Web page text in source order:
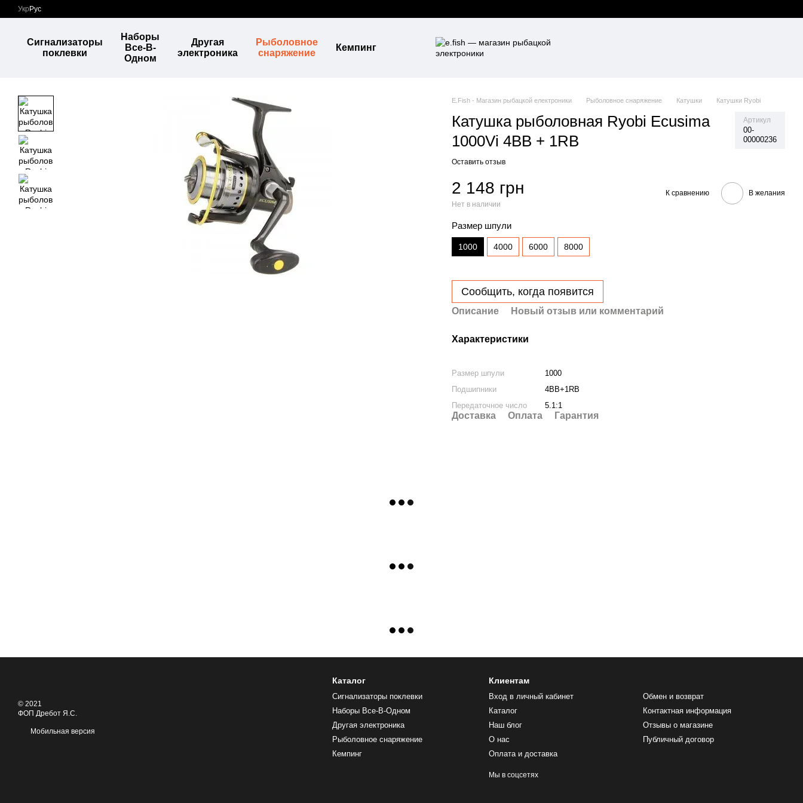
Перейти к основному контенту
Укр Рус
Сигнализаторы
поклевки
Наборы
Все-В-
Одном
Другая
электроника
Рыболовное
снаряжение
Кемпинг
E.Fish - Магазин рыбацкой електроники Рыболовное снаряжение Катушки Катушки Ryobi
Катушка рыболовная Ryobi Ecusima
1000Vi 4BB + 1RB
Артикул
00-
00000236
Оставить отзыв
2 148 грн
Нет в наличии
К сравнению В желания
Размер шпули
1000 4000 6000 8000
Сообщить, когда появится
Описание Новый отзыв или комментарий
Характеристики
Размер шпули
1000
Подшипники
4BB+1RB
Передаточное число
5.1:1
Доставка Оплата Гарантия
© 2021
ФОП Дребот Я.С.
Мобильная версия
Каталог
Сигнализаторы поклевки
Наборы Все-В-Одном
Другая электроника
Рыболовное снаряжение
Кемпинг
Клиентам
Вход в личный кабинет
Каталог
Наш блог
О нас
Оплата и доставка
Обмен и возврат
Контактная информация
Отзывы о магазине
Публичный договор
Мы в соцсетях